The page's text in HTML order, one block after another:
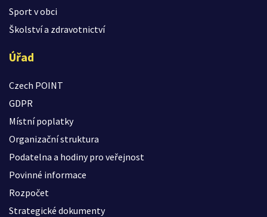
Sport v obci
Školství a zdravotnictví
Úřad
Czech POINT
GDPR
Místní poplatky
Organizační struktura
Podatelna a hodiny pro veřejnost
Povinné informace
Rozpočet
Strategické dokumenty